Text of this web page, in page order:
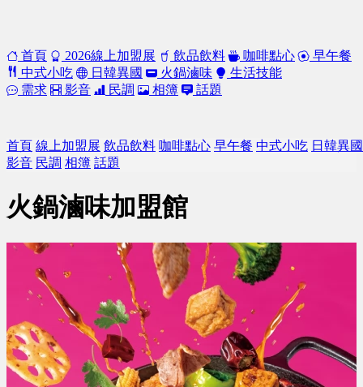
首頁 2026線上加盟展 飲品飲料 咖啡點心
早午餐
中式小吃
日韓異國 火鍋滷味
生活技能
需求
影音 民調 相簿 話題
首頁 線上加盟展 飲品飲料 咖啡點心 早午餐 中式小吃 日韓異國
影音 民調 相簿 話題
火鍋滷味加盟館